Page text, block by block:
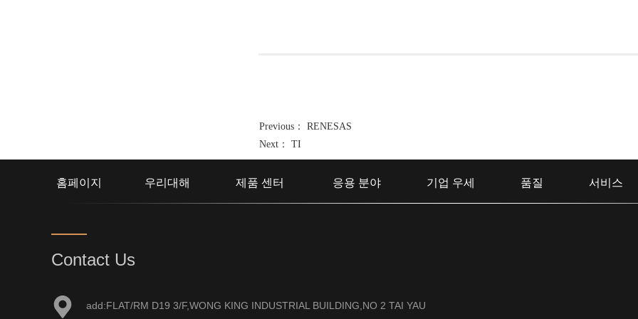
Previous： RENESAS
Next： TI
홈페이지 우리대해 제품 센터 응용 분야 기업 우세 품질 서비스
add:FLAT/RM D19 3/F,WONG KING INDUSTRIAL BUILDING,NO 2 TAI YAU
Contact Us